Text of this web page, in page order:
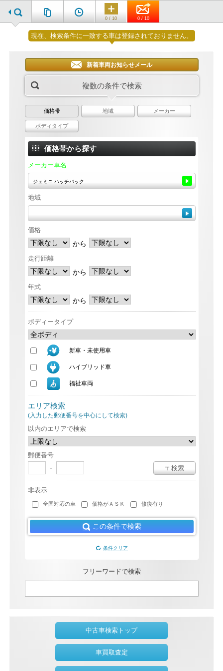
0 / 10 0 / 10
現在、検索条件に一致する車は登録されておりません。
新着車両お知らせメール
複数の条件で検索
価格帯 地域 メーカー
ボディタイプ
価格帯から探す
メーカー車名
地域
価格
から
走行距離
から
年式
から
ボディータイプ
新車・未使用車
ハイブリッド車
福祉車両
エリア検索
(入力した郵便番号を中心にして検索)
以内のエリアで検索
郵便番号
- 〒検索
非表示
全国対応の車 価格がＡＳＫ 修復有り
この条件で検索
条件クリア
フリーワードで検索
中古車検索トップ
車買取査定